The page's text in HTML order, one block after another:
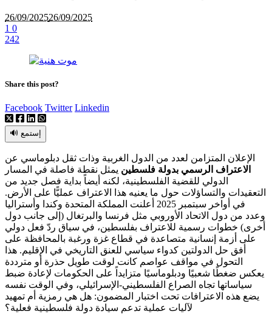
26/09/202526/09/2025
1 0
242
Share this post?
Facebook Twitter Linkedin
🔊 إستمع
الإعلان المتزامن لعدد من الدول الغربية وذات ثقل دبلوماسي عن
الاعتراف الرسمي بدولة فلسطين يمثل نقطة فاصلة في المسار
الدولي للقضية الفلسطينية، لكنه أيضاً بداية فصل جديد من
التعقيدات والتساؤلات حول ما يعنيه هذا الاعتراف عمليًّا على الأرض.
في أواخر سبتمبر 2025 أعلنت المملكة المتحدة وكندا وأستراليا
وعدد من دول الاتحاد الأوروبي مثل فرنسا والبرتغال (إلى جانب دول
أخرى) خطوات رسمية للاعتراف بفلسطين، في سياق ردّ فعل دولي
على أزمة إنسانية متصاعدة في قطاع غزة ورغبة بالمحافظة على
أفق حل الدولتين كدواء سياسي للعنق التاريخي في الإقليم. هذا
التحول في مواقف عواصم كانت لوقت طويل حذرة أو مترددة
يعكس ضغطًا شعبيًا ودبلوماسيًا متزايداً على الحكومات لإعادة ضبط
سياساتها تجاه الصراع الفلسطيني-الإسرائيلي، وفي الوقت نفسه
يضع هذه الاعترافات تحت اختبار المضمون: هل هي رمزية أم تمهيد
لآليات عملية تدعم سيادة دولة فلسطينية فعلية؟